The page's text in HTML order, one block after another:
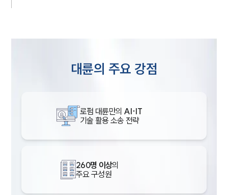
대륜의 주요 강점
로펌 대륜만의 AI·IT
기술 활용 소송 전략
260명 이상의
주요 구성원